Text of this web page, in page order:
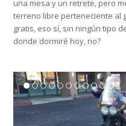
una mesa y un retrete, pero
terreno libre perteneciente al
gratis, eso sí, sin ningún tipo
donde dormiré hoy, no?